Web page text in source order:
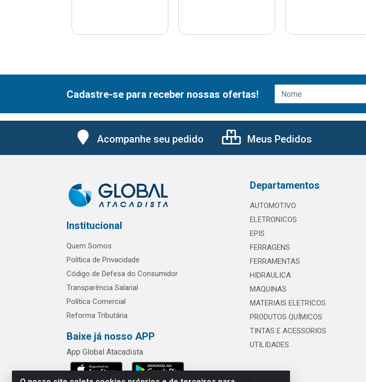
Cadastre-se para receber nossas ofertas!
Acompanhe seu pedido Meus Pedidos
Institucional
Quem Somos
Política de Privacidade
Código de Defesa do Consumidor
Transparência Salarial
Política Comercial
Reforma Tributária
Baixe já nosso APP
App Global Atacadista
Departamentos
AUTOMOTIVO
ELETRONICOS
EPIS
FERRAGENS
FERRAMENTAS
HIDRAULICA
MAQUINAS
MATERIAIS ELETRICOS
PRODUTOS QUÍMICOS
TINTAS E ACESSORIOS
UTILIDADES